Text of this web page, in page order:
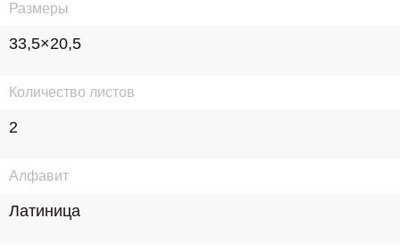
Размеры
33,5×20,5
Количество листов
2
Алфавит
Латиница